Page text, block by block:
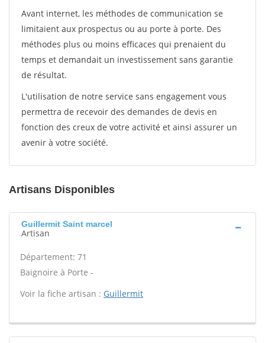
Avant internet, les méthodes de communication se
limitaient aux prospectus ou au porte à porte. Des
méthodes plus ou moins efficaces qui prenaient du
temps et demandait un investissement sans garantie
de résultat.
L'utilisation de notre service sans engagement vous
permettra de recevoir des demandes de devis en
fonction des creux de votre activité et ainsi assurer un
avenir à votre société.
Artisans Disponibles
Guillermit Saint marcel
Artisan
Département: 71
Baignoire à Porte -
Voir la fiche artisan : Guillermit